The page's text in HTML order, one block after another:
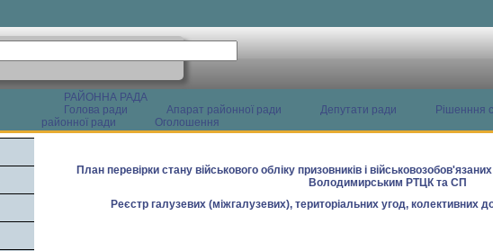
РАЙОННА РАДА
Голова ради
Апарат районної ради Депутати ради Рішенння
районної ради
Оголошення
План перевірки стану військового обліку призовників і
Володимирським РТЦК та СП
Реєстр галузевих (міжгалузевих), територіальних угод, колективних